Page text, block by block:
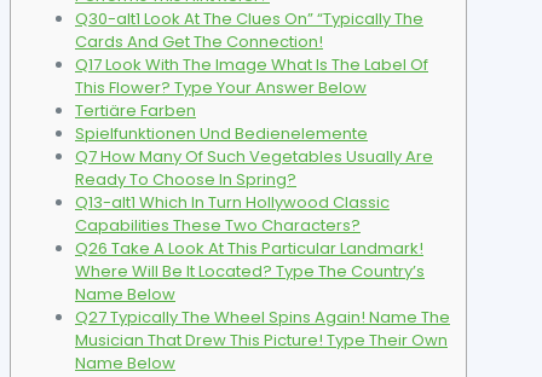
Q30-alt1 Look At The Clues On” “Typically The
Cards And Get The Connection!
Q17 Look With The Image What Is The Label Of
This Flower? Type Your Answer Below
Tertiäre Farben
Spielfunktionen Und Bedienelemente
Q7 How Many Of Such Vegetables Usually Are
Ready To Choose In Spring?
Q13-alt1 Which In Turn Hollywood Classic
Capabilities These Two Characters?
Q26 Take A Look At This Particular Landmark!
Where Will Be It Located? Type The Country’s
Name Below
Q27 Typically The Wheel Spins Again! Name The
Musician That Drew This Picture! Type Their Own
Name Below